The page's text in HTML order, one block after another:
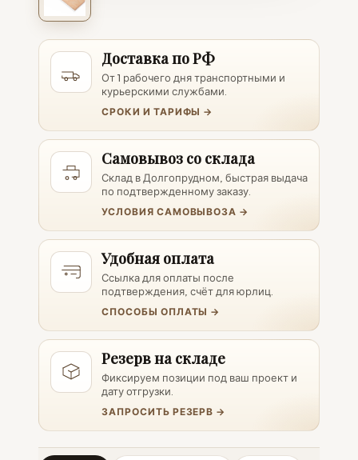
Доставка по РФ
От 1 рабочего дня транспортными и
курьерскими службами.
СРОКИ И ТАРИФЫ →
Самовывоз со склада
Склад в Долгопрудном, быстрая выдача
по подтвержденному заказу.
УСЛОВИЯ САМОВЫВОЗА →
Удобная оплата
Ссылка для оплаты после
подтверждения, счёт для юрлиц.
СПОСОБЫ ОПЛАТЫ →
Резерв на складе
Фиксируем позиции под ваш проект и
дату отгрузки.
ЗАПРОСИТЬ РЕЗЕРВ →